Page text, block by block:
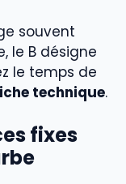
souvent
le B désigne
le temps de
technique.
fixes